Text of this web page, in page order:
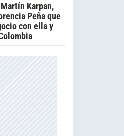
Karpan,
Peña que
con ella y